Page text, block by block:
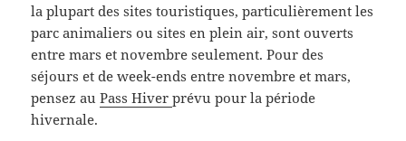
la plupart des sites touristiques, particulièrement les
parc animaliers ou sites en plein air, sont ouverts
entre mars et novembre seulement. Pour des
séjours et de week-ends entre novembre et mars,
pensez auPass Hiverprévu pour la période
hivernale.